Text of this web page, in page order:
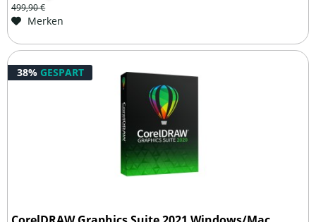
499,90 €
Merken
38% GESPART